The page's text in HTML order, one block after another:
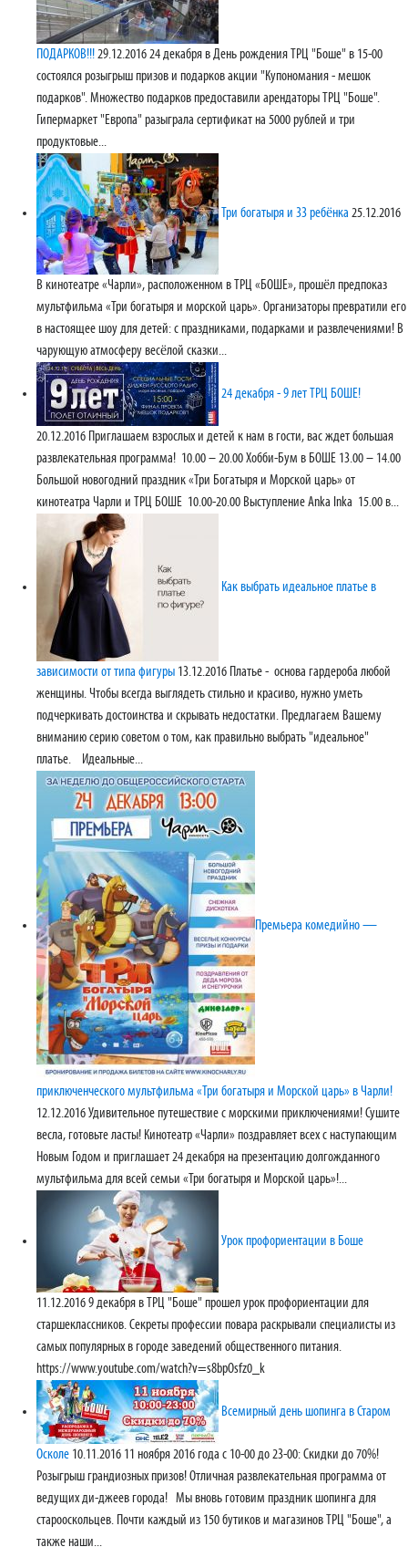
ПОДАРКОВ!!!29.12.201624 декабря в День рождения ТРЦ "Боше" в 15-00
состоялся розыгрыш призов и подарков акции "Купономания - мешок
подарков". Множество подарков предоставили арендаторы ТРЦ "Боше".
Гипермаркет "Европа" разыграла сертификат на 5000 рублей и три
продуктовые...
Три богатыря и 33 ребёнка 25.12.2016
В кинотеатре «Чарли», расположенном в ТРЦ «БОШЕ», прошёл предпоказ
мультфильма «Три богатыря и морской царь». Организаторы превратили его
в настоящее шоу для детей: с праздниками, подарками и развлечениями! В
чарующую атмосферу весёлой сказки...
24 декабря - 9 лет ТРЦ БОШЕ!
20.12.2016 Приглашаем взрослых и детей к нам в гости, вас ждет большая
развлекательная программа! 10.00 – 20.00 Хобби-Бум в БОШЕ 13.00 – 14.00
Большой новогодний праздник «Три Богатыря и Морской царь» от
кинотеатра Чарли и ТРЦ БОШЕ 10.00-20.00 Выступление Anka Inka 15.00 в...
Как выбрать идеальное платье в
зависимости от типа фигуры 13.12.2016 Платье - основа гардероба любой
женщины. Чтобы всегда выглядеть стильно и красиво, нужно уметь
подчеркивать достоинства и скрывать недостатки. Предлагаем Вашему
вниманию серию советом о том, как правильно выбрать "идеальное"
платье. Идеальные...
​Премьера комедийно —
приключенческого мультфильма «Три богатыря и Морской царь» в Чарли!
12.12.2016Удивительное путешествие с морскими приключениями! Сушите
весла, готовьте ласты! Кинотеатр «Чарли» поздравляет всех с наступающим
Новым Годом и приглашает 24 декабря на презентацию долгожданного
мультфильма для всей семьи «Три богатыря и Морской царь»!...
Урок профориентации в Боше
11.12.20169 декабря в ТРЦ "Боше" прошел урок профориентации для
старшеклассников. Секреты профессии повара раскрывали специалисты из
самых популярных в городе заведений общественного питания.
https://www.youtube.com/watch?v=s8bpOsfz0_k
Всемирный день шопинга в Старом
Осколе 10.11.2016 11 ноября 2016 года с 10-00 до 23-00: Скидки до 70%!
Розыгрыш грандиозных призов! Отличная развлекательная программа от
ведущих ди-джеев города! Мы вновь готовим праздник шопинга для
старооскольцев. Почти каждый из 150 бутиков и магазинов ТРЦ "Боше", а
также наши...